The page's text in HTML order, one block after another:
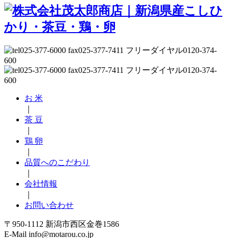
お 米
茶 豆
鶏 卵
品質へのこだわり
会社情報
お問い合わせ
〒950-1112 新潟市西区金巻1586
E-Mail info@motarou.co.jp